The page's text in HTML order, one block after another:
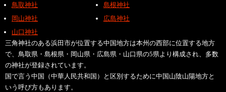
鳥取神社
島根神社
岡山神社
広島神社
山口神社
三角神社のある浜田市が位置する中国地方は本州の西部に位置する地方
で、鳥取県・島根県・岡山県・広島県・山口県の5県より構成され、多数
の神社が登録されています。
国で言う中国（中華人民共和国）と区別するために中国山陰山陽地方と
いう呼び方もあります。